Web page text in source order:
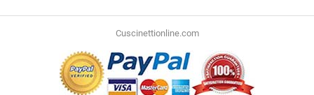
Cuscinettionline.com